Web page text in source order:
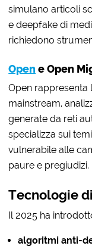
simulano articoli
e deepfake di
richiedono
Opene Open
Open rappresenta
mainstream,
generate da reti
specializza sui
vulnerabile alle
paure e pregiudizi.
Tecnologie
Il 2025 ha
algoritmi anti-